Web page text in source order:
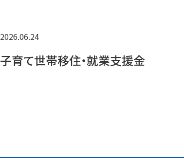
2026.06.24
子育て世帯移住・就業支援金